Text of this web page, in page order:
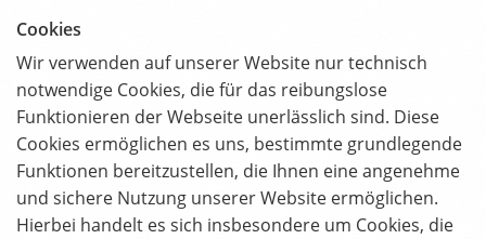
Cookies
Wir verwenden auf unserer Website nur technisch
notwendige Cookies, die für das reibungslose
Funktionieren der Webseite unerlässlich sind. Diese
Cookies ermöglichen es uns, bestimmte grundlegende
Funktionen bereitzustellen, die Ihnen eine angenehme
und sichere Nutzung unserer Website ermöglichen.
Hierbei handelt es sich insbesondere um Cookies, die